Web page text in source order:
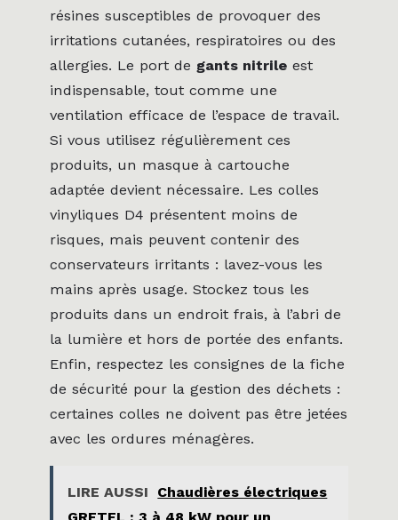
résines susceptibles de provoquer des
irritations cutanées, respiratoires ou des
allergies. Le port de gants nitrile est
indispensable, tout comme une
ventilation efficace de l’espace de travail.
Si vous utilisez régulièrement ces
produits, un masque à cartouche
adaptée devient nécessaire. Les colles
vinyliques D4 présentent moins de
risques, mais peuvent contenir des
conservateurs irritants : lavez-vous les
mains après usage. Stockez tous les
produits dans un endroit frais, à l’abri de
la lumière et hors de portée des enfants.
Enfin, respectez les consignes de la fiche
de sécurité pour la gestion des déchets :
certaines colles ne doivent pas être jetées
avec les ordures ménagères.
LIRE AUSSI
Chaudières électriques